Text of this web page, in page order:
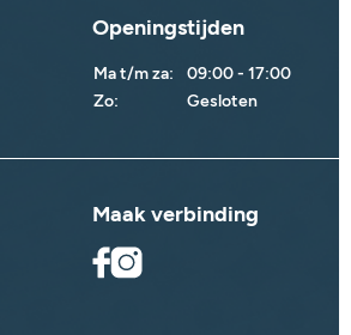
Openingstijden
Ma t/m za:
09:00 - 17:00
Zo:
Gesloten
Maak verbinding